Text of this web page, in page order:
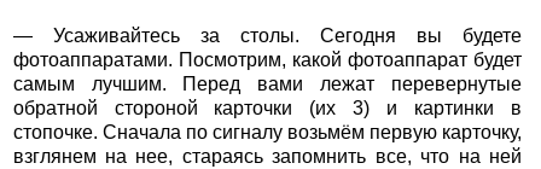
— Усаживайтесь за столы. Сегодня вы будете
фотоаппаратами. Посмотрим, какой фотоаппарат будет
самым лучшим. Перед вами лежат перевернутые
обратной стороной карточки (их 3) и картинки в
стопочке. Сначала по сигналу возьмём первую карточку,
взглянем на нее, стараясь запомнить все, что на ней